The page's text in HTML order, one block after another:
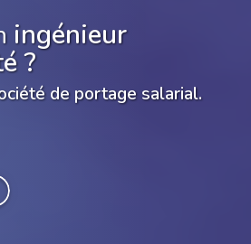
ingénieur
?
de portage salarial.